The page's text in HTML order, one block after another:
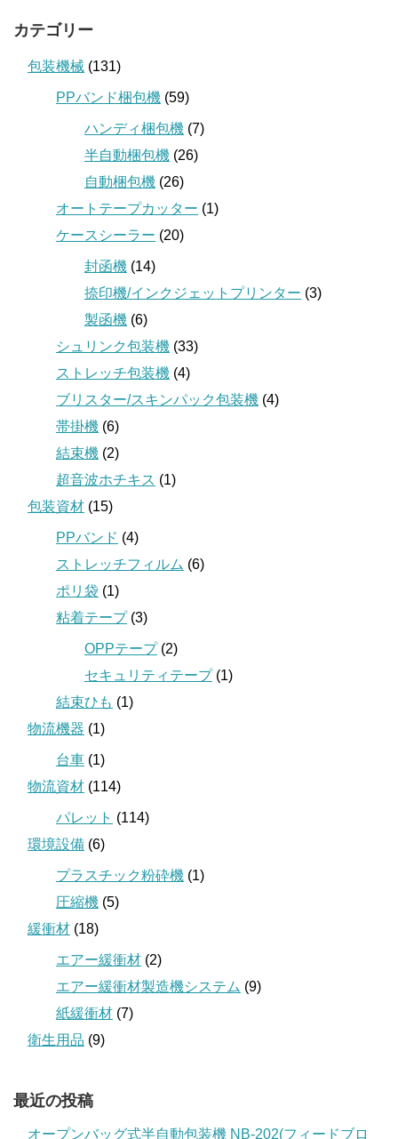
カテゴリー
包装機械 (131)
PPバンド梱包機 (59)
ハンディ梱包機 (7)
半自動梱包機 (26)
自動梱包機 (26)
オートテープカッター (1)
ケースシーラー (20)
封函機 (14)
捺印機/インクジェットプリンター (3)
製函機 (6)
シュリンク包装機 (33)
ストレッチ包装機 (4)
ブリスター/スキンパック包装機 (4)
帯掛機 (6)
結束機 (2)
超音波ホチキス (1)
包装資材 (15)
PPバンド (4)
ストレッチフィルム (6)
ポリ袋 (1)
粘着テープ(3)
OPPテープ(2)
セキュリティテープ(1)
結束ひも (1)
物流機器 (1)
台車 (1)
物流資材 (114)
パレット (114)
環境設備 (6)
プラスチック粉砕機 (1)
圧縮機 (5)
緩衝材 (18)
エアー緩衝材 (2)
エアー緩衝材製造機システム (9)
紙緩衝材 (7)
衛生用品 (9)
最近の投稿
オープンバッグ式半自動包装機 NB-202(フィードブロ